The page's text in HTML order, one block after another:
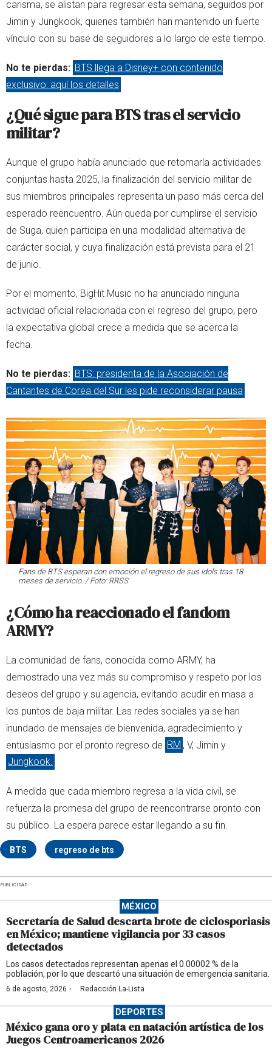
carisma, se alistan para regresar esta semana, seguidos por
Jimin y Jungkook, quienes también han mantenido un fuerte
vínculo con su base de seguidores a lo largo de este tiempo.
No te pierdas: BTS llega a Disney+ con contenido
exclusivo: aquí los detalles
¿Qué sigue para BTS tras el servicio
militar?
Aunque el grupo había anunciado que retomaría actividades
conjuntas hasta 2025, la finalización del servicio militar de
sus miembros principales representa un paso más cerca del
esperado reencuentro. Aún queda por cumplirse el servicio
de Suga, quien participa en una modalidad alternativa de
carácter social, y cuya finalización está prevista para el 21
de junio.
Por el momento, BigHit Music no ha anunciado ninguna
actividad oficial relacionada con el regreso del grupo, pero
la expectativa global crece a medida que se acerca la
fecha.
No te pierdas: BTS: presidenta de la Asociación de
Cantantes de Corea del Sur les pide reconsiderar pausa
Fans de BTS esperan con emoción el regreso de sus idols tras 18
meses de servicio. / Foto: RRSS
¿Cómo ha reaccionado el fandom
ARMY?
La comunidad de fans, conocida como ARMY, ha
demostrado una vez más su compromiso y respeto por los
deseos del grupo y su agencia, evitando acudir en masa a
los puntos de baja militar. Las redes sociales ya se han
inundado de mensajes de bienvenida, agradecimiento y
entusiasmo por el pronto regreso de RM , V, Jimin y
Jungkook.
A medida que cada miembro regresa a la vida civil, se
refuerza la promesa del grupo de reencontrarse pronto con
su público. La espera parece estar llegando a su fin.
BTS regreso de bts
PUBLICIDAD
MÉXICO
Secretaría de Salud descarta brote de ciclosporiasis
en México; mantiene vigilancia por 33 casos
detectados
Los casos detectados representan apenas el 0.00002 % de la
población, por lo que descartó una situación de emergencia sanitaria.
6 de agosto, 2026 · Redacción La-Lista
DEPORTES
México gana oro y plata en natación artística de los
Juegos Centroamericanos 2026